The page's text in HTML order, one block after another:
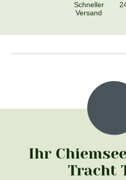
Schneller
Versand
Ihr
Tracht